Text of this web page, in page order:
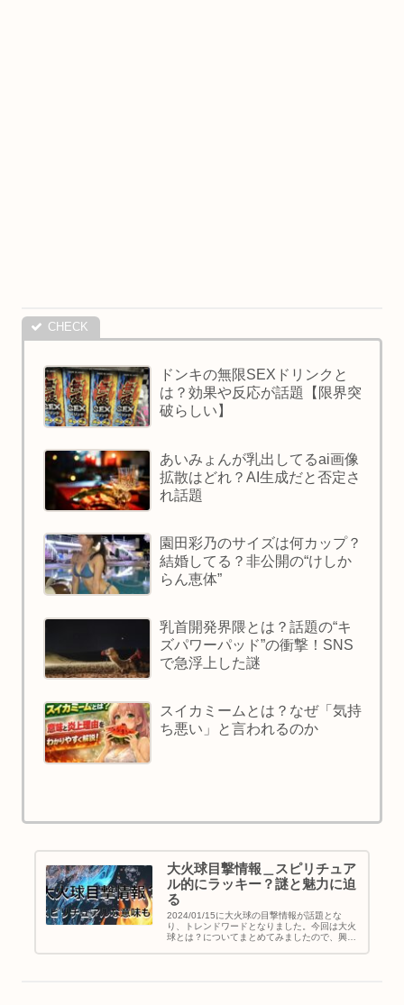
ドンキの無限SEXドリンクと
は？効果や反応が話題【限界突
破らしい】
あいみょんが乳出してるai画像
拡散はどれ？AI生成だと否定さ
れ話題
園田彩乃のサイズは何カップ？
結婚してる？非公開の“けしか
らん恵体”
乳首開発界隈とは？話題の“キ
ズパワーパッド”の衝撃！SNS
で急浮上した謎
スイカミームとは？なぜ「気持
ち悪い」と言われるのか
大火球目撃情報＿スピリチュア
ル的にラッキー？謎と魅力に迫
る
2024/01/15に大火球の目撃情報が話題とな
り、トレンドワードとなりました。今回は大火
球とは？についてまとめてみましたので、興味